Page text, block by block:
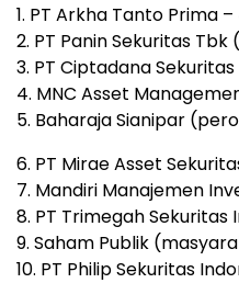
1. PT Arkha Tanto Prima –
2. PT Panin Sekuritas
3. PT Ciptadana
4. MNC Asset
5. Baharaja Sianipar
6. PT Mirae Asset
7. Mandiri Manajemen
8. PT Trimegah Sekuritas
9. Saham Publik
10. PT Philip Sekuritas